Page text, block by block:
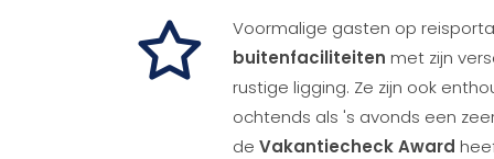
Voormalige gasten op
buitenfaciliteiten met zijn
rustige ligging. Ze zijn ook
ochtends als 's avonds een
de Vakantiecheck Award